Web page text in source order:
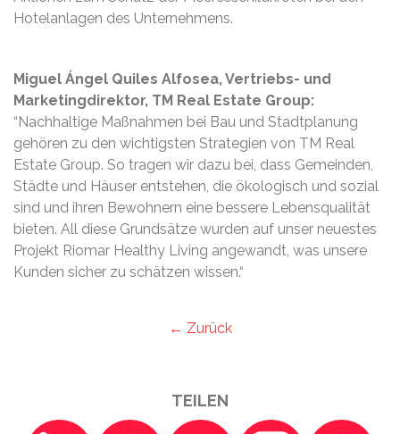
Hotelanlagen des Unternehmens.
Miguel Ángel Quiles Alfosea, Vertriebs- und
Marketingdirektor, TM Real Estate Group:
“Nachhaltige Maßnahmen bei Bau und Stadtplanung
gehören zu den wichtigsten Strategien von TM Real
Estate Group. So tragen wir dazu bei, dass Gemeinden,
Städte und Häuser entstehen, die ökologisch und sozial
sind und ihren Bewohnern eine bessere Lebensqualität
bieten. All diese Grundsätze wurden auf unser neuestes
Projekt Riomar Healthy Living angewandt, was unsere
Kunden sicher zu schätzen wissen.“
← Zurück
TEILEN